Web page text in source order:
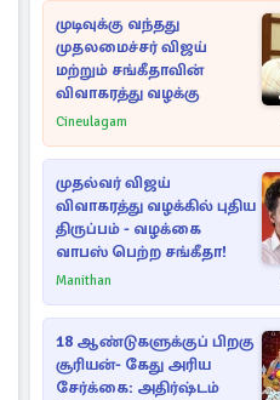
முடிவுக்கு வந்தது
முதலமைச்சர் விஜய்
மற்றும் சங்கீதாவின்
விவாகரத்து வழக்கு
Cineulagam
முதல்வர் விஜய்
விவாகரத்து வழக்கில் புதிய
திருப்பம் - வழக்கை
வாபஸ் பெற்ற சங்கீதா!
Manithan
18 ஆண்டுகளுக்குப் பிறகு
சூரியன்- கேது அரிய
சேர்க்கை: அதிர்ஷ்டம்